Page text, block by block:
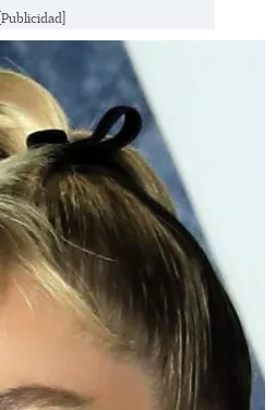
[Publicidad]